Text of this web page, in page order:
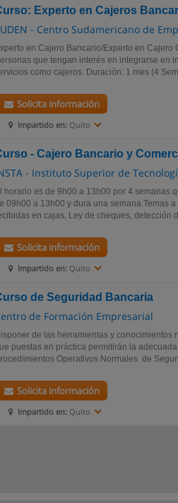
Experto en Cajeros
- Centro Sudamericano de
en Cajero Bancario/Experto en
que tengan interés en integrarse en
como cajeros. Duración: 1 mes (4
Impartido en: Quito
Solicita información
- Cajero Bancario y
- Instituto Superior de
horario es de 9h00 a 13h00 por 4 semanas
09h00 a 13h00 y dura una semana.Temas
en cajas, Ley de cheques, detección
Impartido en: Quito
Solicita información
de Seguridad Bancaria
de Formación Empresarial
de las herramientas y
puestas en práctica permitirán la
Operativos Normales de
Impartido en: Quito
Solicita información